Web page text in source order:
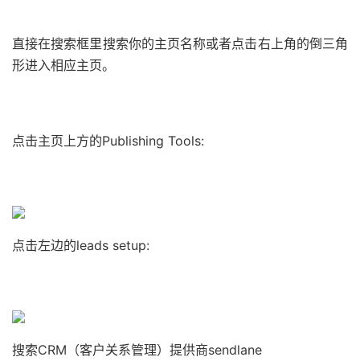
直接在搜索框里搜索你的主页名称或者点击右上角的倒三角
形进入相应主页。
点击主页上方的Publishing Tools:
点击左边的leads setup:
搜索CRM（客户关系管理）提供商sendlane